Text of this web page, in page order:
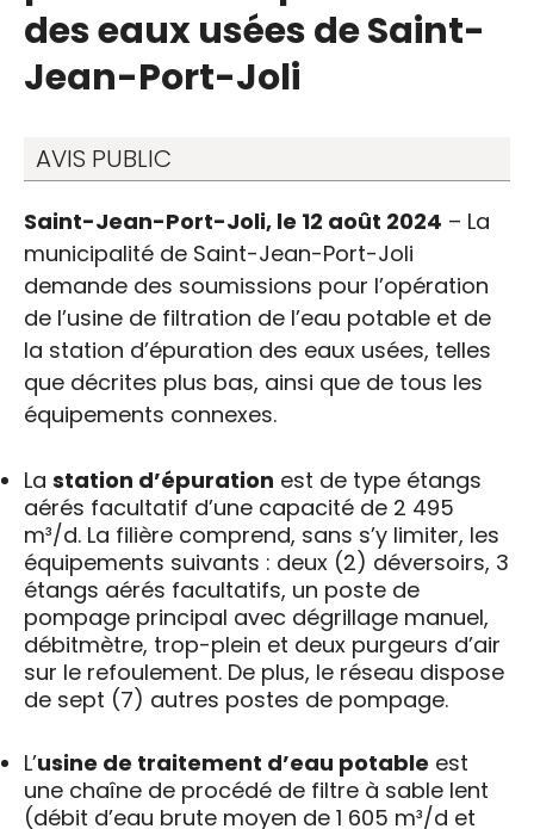
des eaux usées de Saint-
Jean-Port-Joli
AVIS PUBLIC
Saint-Jean-Port-Joli, le 12 août 2024 – La
municipalité de Saint-Jean-Port-Joli
demande des soumissions pour l’opération
de l’usine de filtration de l’eau potable et de
la station d’épuration des eaux usées, telles
que décrites plus bas, ainsi que de tous les
équipements connexes.
La station d’épuration est de type étangs
aérés facultatif d’une capacité de 2 495
m³/d. La filière comprend, sans s’y limiter, les
équipements suivants : deux (2) déversoirs, 3
étangs aérés facultatifs, un poste de
pompage principal avec dégrillage manuel,
débitmètre, trop-plein et deux purgeurs d’air
sur le refoulement. De plus, le réseau dispose
de sept (7) autres postes de pompage.
L’usine de traitement d’eau potable est
une chaîne de procédé de filtre à sable lent
(débit d’eau brute moyen de 1 605 m³/d et